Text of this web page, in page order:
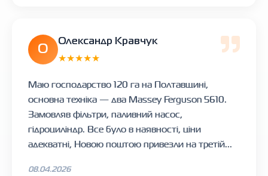
О
Олександр Кравчук
★★★★★
Маю господарство 120 га на Полтавщині,
основна техніка — два Massey Ferguson 5610.
Замовляв фільтри, паливний насос,
гідроциліндр. Все було в наявності, ціни
адекватні, Новою поштою привезли на третій...
08.04.2026